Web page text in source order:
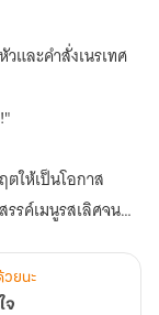
และคำสั่งเนรเทศ
ให้เป็นโอกาส
รรค์เมนูรสเลิศจน
ป็นความคะนึงหาที่
วยนะ
จ